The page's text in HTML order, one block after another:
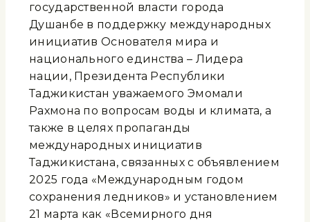
государственной власти города
Душанбе в поддержку международных
инициатив Основателя мира и
национального единства – Лидера
нации, Президента Республики
Таджикистан уважаемого Эмомали
Рахмона по вопросам воды и климата, а
также в целях пропаганды
международных инициатив
Таджикистана, связанных с объявлением
2025 года «Международным годом
сохранения ледников» и установлением
21 марта как «Всемирного дня